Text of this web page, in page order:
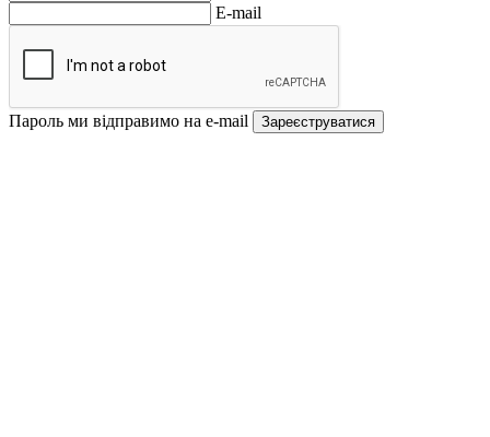
E-mail
Пароль ми відправимо на e-mail Зареєструватися